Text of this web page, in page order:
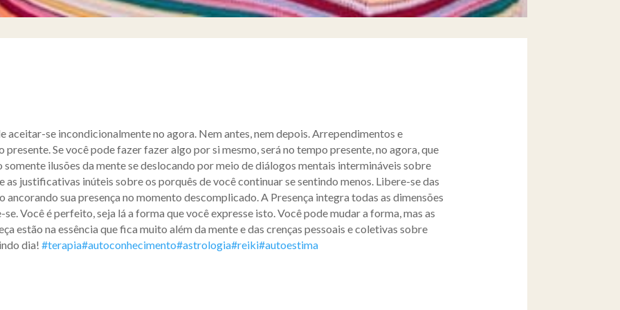
aceitar-se incondicionalmente no agora. Nem antes, nem depois. Arrependimentos e
Se você pode fazer fazer algo por si mesmo, será no tempo presente, no agora, que
ilusões da mente se deslocando por meio de diálogos mentais intermináveis sobre
as justificativas inúteis sobre os porquês de você continuar se sentindo menos. Libere-se das
ancorando sua presença no momento descomplicado. A Presença integra todas as dimensões
Você é perfeito, seja lá a forma que você expresse isto. Você pode mudar a forma, mas as
estão na essência que fica muito além da mente e das crenças pessoais e coletivas sobre
dia! #terapia#autoconhecimento#astrologia#reiki#autoestima